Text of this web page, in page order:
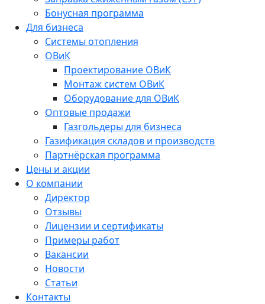
Бонусная программа
Для бизнеса
Системы отопления
ОВиК
Проектирование ОВиК
Монтаж систем ОВиК
Оборудование для ОВиК
Оптовые продажи
Газгольдеры для бизнеса
Газификация складов и производств
Партнёрская программа
Цены и акции
О компании
Директор
Отзывы
Лицензии и сертификаты
Примеры работ
Вакансии
Новости
Статьи
Контакты